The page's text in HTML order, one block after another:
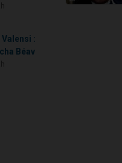
Valensi :
Béav